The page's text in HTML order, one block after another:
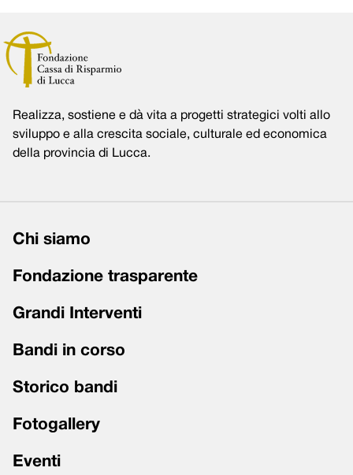
Realizza, sostiene e dà vita a progetti strategici volti allo
sviluppo e alla crescita sociale, culturale ed economica
della provincia di Lucca.
Chi siamo
Fondazione trasparente
Grandi Interventi
Bandi in corso
Storico bandi
Fotogallery
Eventi